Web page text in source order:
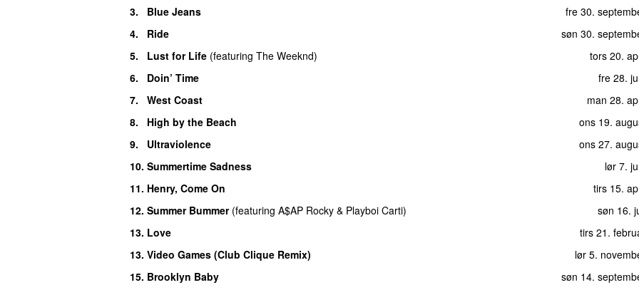
3.
Blue Jeans fre 30.
4.
Ride søn 30.
5.
Lust for Life (featuring The Weeknd) tors 20.
6.
Doin’ Time fre 28.
7.
West Coast man 28.
8.
High by the Beach ons 19.
9.
Ultraviolence ons 27.
10. Summertime Sadness lør 7.
11. Henry, Come On tirs 15.
12. Summer Bummer (featuring A$AP Rocky & Playboi Carti) søn 16.
13. Love tirs 21.
13. Video Games (Club Clique Remix) lør 5.
15. Brooklyn Baby søn 14.